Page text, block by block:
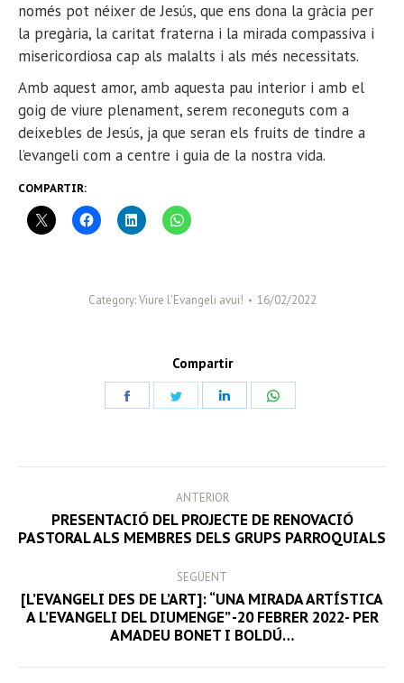
només pot néixer de Jesús, que ens dona la gràcia per
la pregària, la caritat fraterna i la mirada compassiva i
misericordiosa cap als malalts i als més necessitats.
Amb aquest amor, amb aquesta pau interior i amb el
goig de viure plenament, serem reconeguts com a
deixebles de Jesús, ja que seran els fruits de tindre a
l’evangeli com a centre i guia de la nostra vida.
COMPARTIR:
Category:Viure l'Evangeli avui! 16/02/2022
Compartir
NAVIGATION
ANTERIOR
Previous
PRESENTACIÓ DEL PROJECTE DE RENOVACIÓ
PASTORAL ALS MEMBRES DELS GRUPS PARROQUIALS
SEGÜENT
Next
post:
[L’EVANGELI DES DE L’ART]: “UNA MIRADA ARTÍSTICA
A L’EVANGELI DEL DIUMENGE” -20 FEBRER 2022- PER
AMADEU BONET I BOLDÚ…